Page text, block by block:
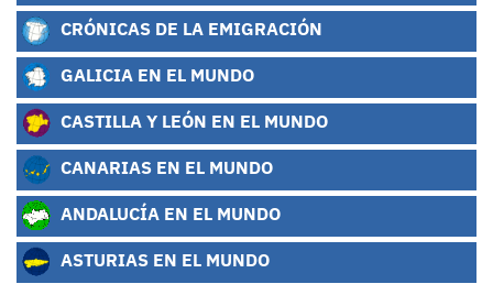
CRÓNICAS DE LA EMIGRACIÓN
GALICIA EN EL MUNDO
CASTILLA Y LEÓN EN EL MUNDO
CANARIAS EN EL MUNDO
ANDALUCÍA EN EL MUNDO
ASTURIAS EN EL MUNDO